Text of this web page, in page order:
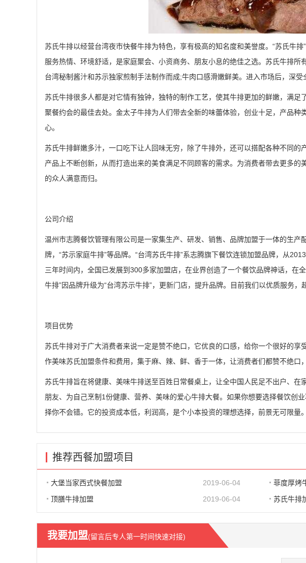
苏氏牛排以经营台湾夜市快餐牛排为特色，享有极高的知名度和美誉度。“苏氏牛排
服务热情、环境舒适，是家庭聚会、小资商务、朋友小息的绝佳之选。苏氏牛排
台湾秘制酱汁和苏示独家煎制手法制作而成;牛肉口感滑嫩鲜美。进入市场后，深受
苏氏牛排很多人都是对它情有独钟，独特的制作工艺，使其牛排更加的鲜嫩，满足
聚餐约会的最佳去处。金太子牛排为人们带去全新的味蕾体验，创业十足，产品种
心。
苏氏牛排鲜嫩多汁，一口吃下让人回味无穷，除了牛排外，还可以搭配各种不同
产品上不断创新，从而打造出来的美食满足不同顾客的需求。为消费者带去更多
的众人满意而归。
公司介绍
温州市志腾餐饮管理有限公司是一家集生产、研发、销售、品牌加盟于一体的生产
牌，“苏示家庭牛排”等品牌。“台湾苏氏牛排”系志腾旗下餐饮连锁加盟品牌，从
三年时间内，全国已发展到300多家加盟店，在业界创造了一个餐饮品牌神话，在
牛排”因品牌升级为“台湾苏示牛排”，更新门店，提升品牌。目前我们以优质服务，
项目优势
苏氏牛排对于广大消费者来说一定是赞不绝口，它优良的口感，给你一个很好的享
作美味苏氏加盟条件和费用，集于麻、辣、鲜、香于一体，让消费者们都赞不绝口
苏氏牛排旨在将健康、美味牛排送至百姓日常餐桌上，让全中国人民足不出户、在
朋友、为自己烹制1份健康、营养、美味的爱心牛排大餐。如果你想要选择餐饮创
择你不会错。它的投资成本低，利润高，是个小本投资的理想选择，前景无可限量。
推荐西餐加盟项目
大堡当家西式快餐加盟 2019-06-04 菲度厚烤
顶膳牛排加盟
2019-06-04 苏氏牛排
我要加盟(留言后专人第一时间快速对接)